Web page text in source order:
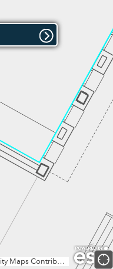
Esri Community Maps Contributors, Institut Cartogràfic Valencià, Dirección General de Catastro, Instituto Geográfico Nacional, Esri, TomTom, Garmin, GeoTechnologies, Inc, METI/NASA, USGS